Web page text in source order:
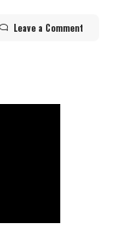
Leave a Comment